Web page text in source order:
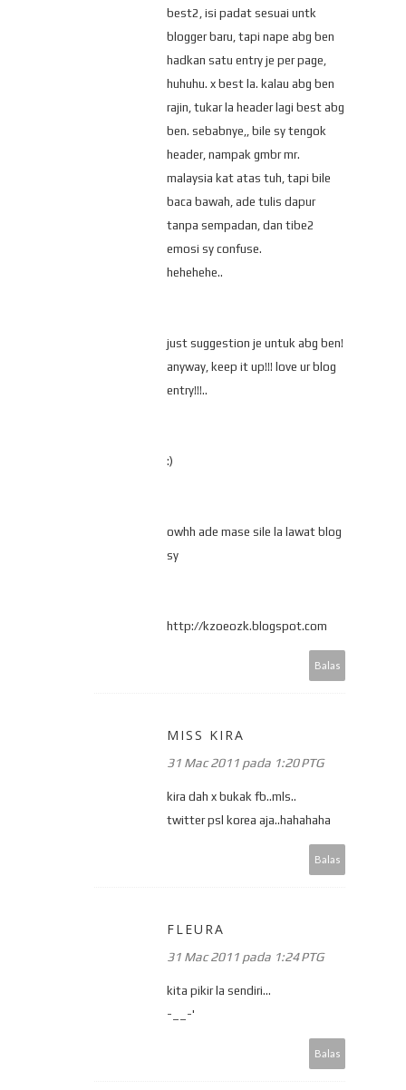
best2, isi padat sesuai untk
blogger baru, tapi nape abg ben
hadkan satu entry je per page,
huhuhu. x best la. kalau abg ben
rajin, tukar la header lagi best abg
ben. sebabnye,, bile sy tengok
header, nampak gmbr mr.
malaysia kat atas tuh, tapi bile
baca bawah, ade tulis dapur
tanpa sempadan, dan tibe2
emosi sy confuse.
hehehehe..
just suggestion je untuk abg ben!
anyway, keep it up!!! love ur blog
entry!!!..
:)
owhh ade mase sile la lawat blog
sy
http://kzoeozk.blogspot.com
Balas
MISS KIRA
31 Mac 2011 pada 1:20 PTG
kira dah x bukak fb..mls..
twitter psl korea aja..hahahaha
Balas
FLEURA
31 Mac 2011 pada 1:24 PTG
kita pikir la sendiri...
-__-'
Balas